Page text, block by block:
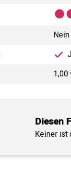
Nein
1,00
Diesen
Keiner ist